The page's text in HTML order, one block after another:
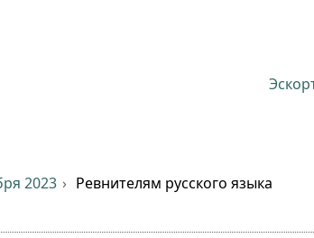
2023 Ревнителям русского языка⁠⁠